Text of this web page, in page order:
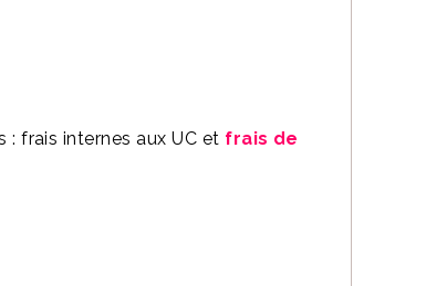
frais internes aux UC et frais de